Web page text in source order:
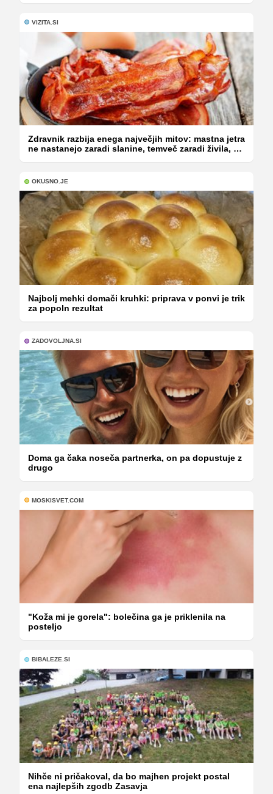
VIZITA.SI
Zdravnik razbija enega največjih mitov: mastna jetra
ne nastanejo zaradi slanine, temveč zaradi živila, ki
OKUSNO.JE
Najbolj mehki domači kruhki: priprava v ponvi je trik
za popoln rezultat
ZADOVOLJNA.SI
Doma ga čaka noseča partnerka, on pa dopustuje z
drugo
MOSKISVET.COM
"Koža mi je gorela": bolečina ga je priklenila na
posteljo
BIBALEZE.SI
Nihče ni pričakoval, da bo majhen projekt postal
ena najlepših zgodb Zasavja